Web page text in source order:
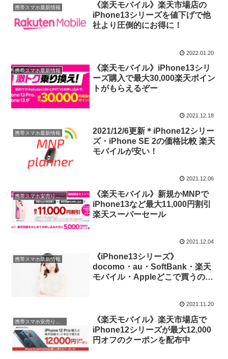
携帯スマホ最新情報
《楽天モバイル》楽天市場店の
iPhone13シリーズを値下げで他
社より圧倒的にお得に！
2022.01.20
携帯スマホ最新情報
《楽天モバイル》iPhone13シリ
ーズ購入で最大30,000楽天ポイン
トがもらえるぞー
2021.12.18
携帯スマホ最新情報
2021/12/6更新＊iPhone12シリー
ズ・iPhone SE 2の価格比較 楽天
モバイルが安い！
2021.12.06
携帯スマホ安売り値下げ情報
《楽天モバイル》新規かMNPで
iPhone13など最大11,000円割引
楽天スーパーセール
2021.12.04
携帯スマホ最新情報
《iPhone13シリーズ》
docomo・au・SoftBank・楽天
モバイル・Appleどこで買うのが
2021.11.20
携帯スマホ安売り値下げ情報
《楽天モバイル》楽天市場店で
iPhone12シリーズが最大12,000
円オフのクーポンを配布中